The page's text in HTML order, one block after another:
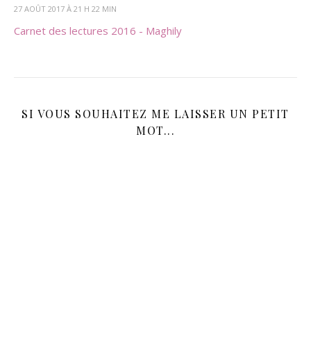
27 AOÛT 2017 À 21 H 22 MIN
Carnet des lectures 2016 - Maghily
SI VOUS SOUHAITEZ ME LAISSER UN PETIT
MOT...